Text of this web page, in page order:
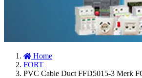
Home
FORT
PVC Cable Duct FFD5015-3 Merk